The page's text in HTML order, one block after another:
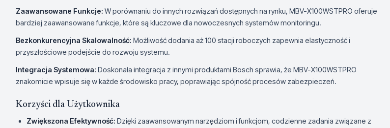
Zaawansowane Funkcje: W porównaniu do innych rozwiązań dostępnych na rynku, MBV-X100WSTPRO oferuje
bardziej zaawansowane funkcje, które są kluczowe dla nowoczesnych systemów monitoringu.
Bezkonkurencyjna Skalowalność: Możliwość dodania aż 100 stacji roboczych zapewnia elastyczność i
przyszłościowe podejście do rozwoju systemu.
Integracja Systemowa: Doskonała integracja z innymi produktami Bosch sprawia, że MBV-X100WSTPRO
znakomicie wpisuje się w każde środowisko pracy, poprawiając spójność procesów zabezpieczeń.
Korzyści dla Użytkownika
Zwiększona Efektywność: Dzięki zaawansowanym narzędziom i funkcjom, codzienne zadania związane z